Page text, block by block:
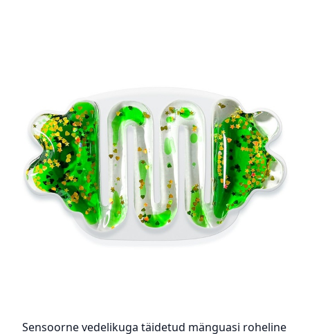
Sensoorne vedelikuga täidetud mänguasi roheline